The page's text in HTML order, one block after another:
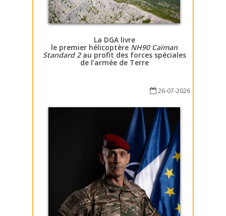
La DGA livre
le premier hélicoptère NH90 Caïman
Standard 2au profit des forces spéciales
de l’armée de Terre
26-07-2026